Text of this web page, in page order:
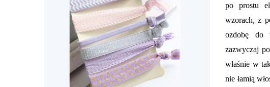
po prostu
wzorach, z
ozdobę do
zazwyczaj
właśnie w
nie łamią